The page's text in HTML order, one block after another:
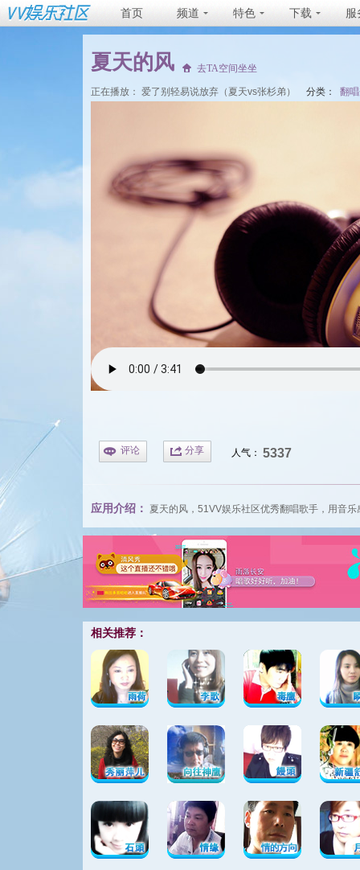
首页 频道 特色 下载 服
夏天的风 去TA空间坐坐
正在播放： 爱了别轻易说放弃（夏天vs张杉弟） 分类： 翻
评论 分享 人气： 5337
应用介绍： 夏天的风， 51VV娱乐社区优秀翻唱歌手，用音
相关推荐：